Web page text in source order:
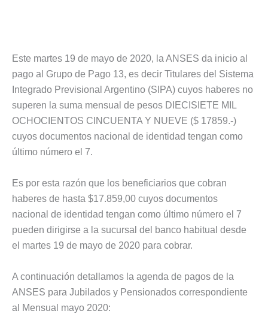
Este martes 19 de mayo de 2020, la ANSES da inicio al
pago al Grupo de Pago 13, es decir Titulares del Sistema
Integrado Previsional Argentino (SIPA) cuyos haberes no
superen la suma mensual de pesos DIECISIETE MIL
OCHOCIENTOS CINCUENTA Y NUEVE ($ 17859.-)
cuyos documentos nacional de identidad tengan como
último número el 7.
Es por esta razón que los beneficiarios que cobran
haberes de hasta $17.859,00 cuyos documentos
nacional de identidad tengan como último número el 7
pueden dirigirse a la sucursal del banco habitual desde
el martes 19 de mayo de 2020 para cobrar.
A continuación detallamos la agenda de pagos de la
ANSES para Jubilados y Pensionados correspondiente
al Mensual mayo 2020: